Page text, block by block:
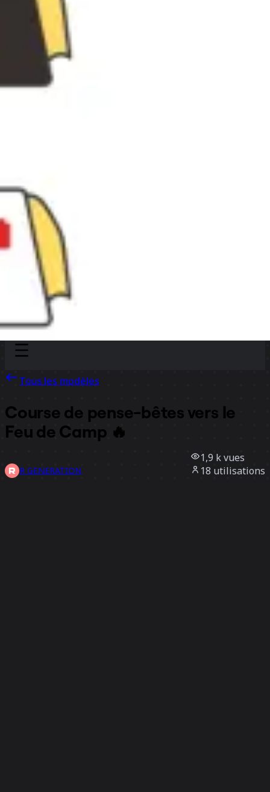
Wireframing et prototypage
Discover
Par équipe Par taille
Tous les modèles
Course de pense-bêtes vers le
Feu de Camp 🔥
R GENERATION
1,9 kvues
18 utilisations